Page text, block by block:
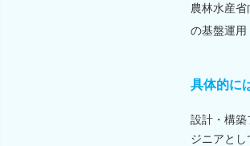
農林水産
の基盤運用
具体的に
設計・構築
ジニアとし